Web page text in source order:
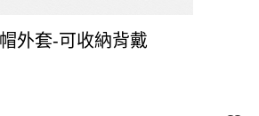
外套-可收納背戴